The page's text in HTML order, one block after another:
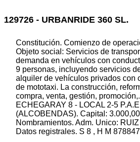
129726 - URBANRIDE 360 SL.
Constitución. Comienzo de
Objeto social: Servicios de
demanda en vehículos con
9 personas, incluyendo servicios
alquiler de vehículos privados con
de mototaxi. La construcción,
compra, venta, gestión,
ECHEGARAY 8 - LOCAL 2-5
(ALCOBENDAS). Capital:
Nombramientos. Adm. Unico:
Datos registrales. S 8 , H M